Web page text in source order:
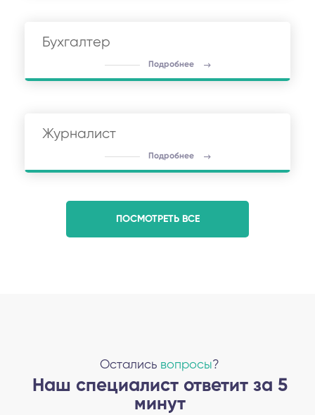
Бухгалтер
Подробнее
Журналист
Подробнее
ПОСМОТРЕТЬ ВСЕ
Остались вопросы?
Наш специалист ответит за 5
минут